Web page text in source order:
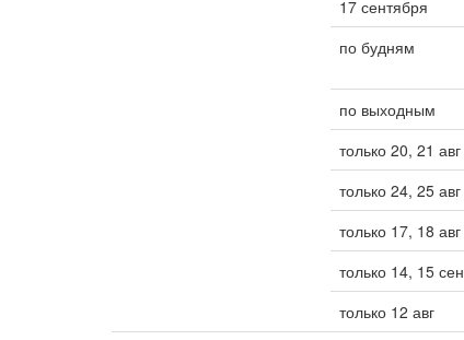
17 сентября
по будням
по выходным
только 20, 21 авг
только 24, 25 авг
только 17, 18 авг
только 14, 15 сен
только 12 авг